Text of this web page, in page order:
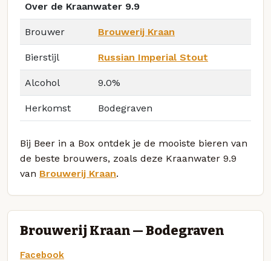
Over de Kraanwater 9.9
Brouwer Brouwerij Kraan
Bierstijl Russian Imperial Stout
Alcohol 9.0%
Herkomst Bodegraven
Bij Beer in a Box ontdek je de mooiste bieren van
de beste brouwers, zoals deze Kraanwater 9.9
van Brouwerij Kraan.
Brouwerij Kraan — Bodegraven
Facebook